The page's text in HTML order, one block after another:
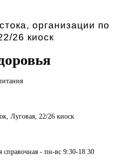
организации по
26 киоск
Луговая, 22/26 киоск
справочная - пн-вс 9:30-18:30